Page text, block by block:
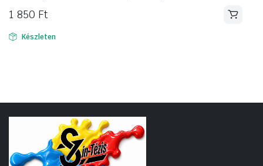
1 850 Ft
Készleten